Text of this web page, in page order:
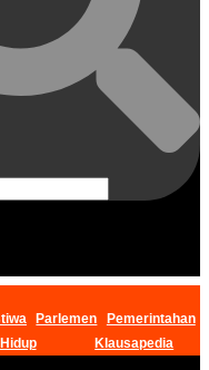
Parlemen
Pemerintahan
Klausapedia